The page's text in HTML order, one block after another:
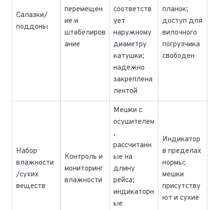
Салазки/
поддоны
перемещен
ие и
штабелиров
ание
соответств
ует
наружному
диаметру
катушки;
надежно
закреплена
лентой
планок;
доступ для
вилочного
погрузчика
свободен
Набор
влажности
/сухих
веществ
Контроль и
мониторинг
влажности
Мешки с
осушителем
,
рассчитанн
ые на
длину
рейса;
индикаторн
ые
Индикатор
в пределах
нормы;
мешки
присутству
ют и сухие